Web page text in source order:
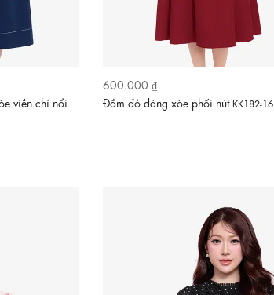
viền chỉ nổi
600.000 ₫
Đầm đỏ dáng xòe phối nút KK182-16